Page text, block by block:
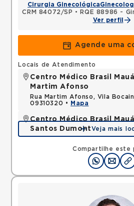
Cirurgia Ginecológica
CRM 84072/SP •
RQE 88986 -
Ver perfil
Agende uma
Compartilhe este
Locais de Atendimento
Centro Médico Brasil
Martim Afonso
Rua Martim Afonso, Vila
09310320 •
Mapa
Centro Médico Brasil
Santos Dumont
Rua Santos Dumont, Vila
Mapa
Veja mais